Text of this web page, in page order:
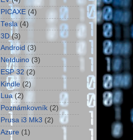
PICAXE (4)
Tesla (4)
3D (3)
Android (3)
Netduino (3)
ESP 32 (2)
Kindle (2)
Lua (2)
Poznámkovník (2)
Prusa i3 Mk3 (2)
Azure (1)